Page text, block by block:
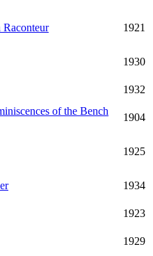
Raconteur 1921
1930
1932
of the Bench
1904
1925
1934
1923
1929